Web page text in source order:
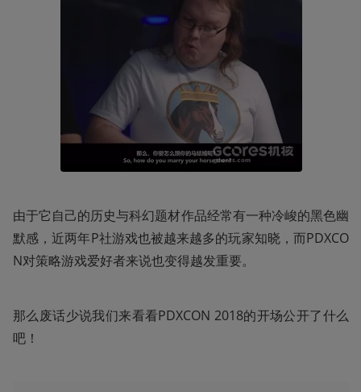
由于它自己的历史与科幻题材作品经常有一种冷峻的黑色幽
默感，近两年P社游戏也被越来越多的玩家知晓，而PDXCO
N对策略游戏爱好者来说也变得越发重要。
那么废话少说我们来看看PDXCON 2018的开场公开了什么
吧！